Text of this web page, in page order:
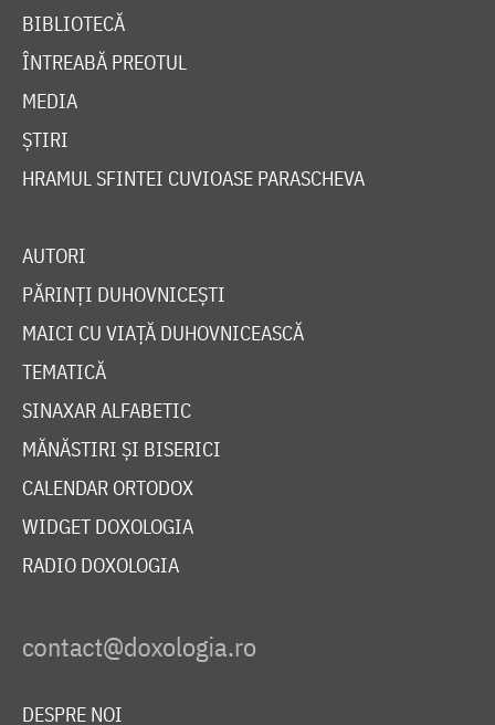
BIBLIOTECĂ
ÎNTREABĂ PREOTUL
MEDIA
ȘTIRI
HRAMUL SFINTEI CUVIOASE PARASCHEVA
AUTORI
PĂRINȚI DUHOVNICEȘTI
MAICI CU VIAȚĂ DUHOVNICEASCĂ
TEMATICĂ
SINAXAR ALFABETIC
MĂNĂSTIRI ȘI BISERICI
CALENDAR ORTODOX
WIDGET DOXOLOGIA
RADIO DOXOLOGIA
DESPRE NOI